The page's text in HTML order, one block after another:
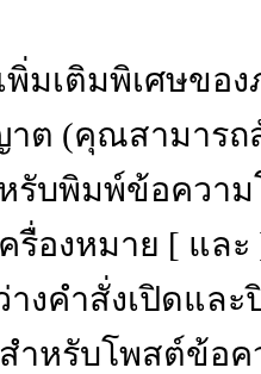
พิ่มเติมพิเศษขอ
าต (คุณสามาร
บพิมพ์ข้อความ
รื่องหมาย [ แล
งคำสั่งเปิดแล
ำหรับโพสต์ข้อค